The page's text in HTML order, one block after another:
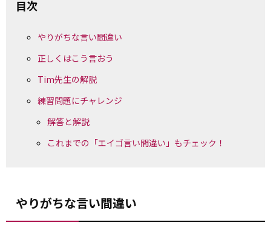
目次
やりがちな言い間違い
正しくはこう言おう
Tim先生の解説
練習問題にチャレンジ
解答と解説
これまでの「エイゴ言い間違い」もチェック！
やりがちな言い間違い